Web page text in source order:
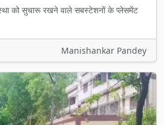
को सुचारू रखने वाले सबस्टेशनों के प्लेसमेंट
Manishankar Pandey